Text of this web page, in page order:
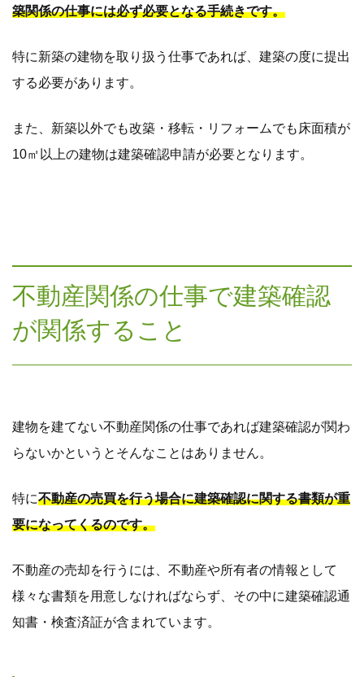
築関係の仕事には必ず必要となる手続きです。
特に新築の建物を取り扱う仕事であれば、建築の度に提出
する必要があります。
また、新築以外でも改築・移転・リフォームでも床面積が
10㎡以上の建物は建築確認申請が必要となります。
不動産関係の仕事で建築確認
が関係すること
建物を建てない不動産関係の仕事であれば建築確認が関わ
らないかというとそんなことはありません。
特に不動産の売買を行う場合に建築確認に関する書類が重
要になってくるのです。
不動産の売却を行うには、不動産や所有者の情報として
様々な書類を用意しなければならず、その中に建築確認通
知書・検査済証が含まれています。